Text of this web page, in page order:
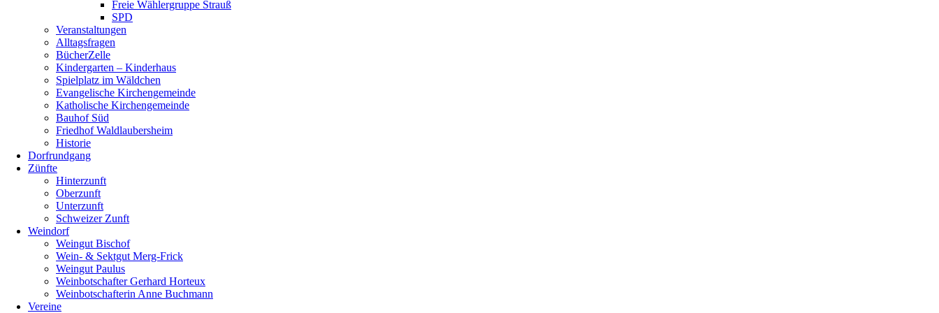
Freie Wählergruppe Strauß
SPD
Veranstaltungen
Alltagsfragen
BücherZelle
Kindergarten – Kinderhaus
Spielplatz im Wäldchen
Evangelische Kirchengemeinde
Katholische Kirchengemeinde
Bauhof Süd
Friedhof Waldlaubersheim
Historie
Dorfrundgang
Zünfte
Hinterzunft
Oberzunft
Unterzunft
Schweizer Zunft
Weindorf
Weingut Bischof
Wein- & Sektgut Merg-Frick
Weingut Paulus
Weinbotschafter Gerhard Horteux
Weinbotschafterin Anne Buchmann
Vereine